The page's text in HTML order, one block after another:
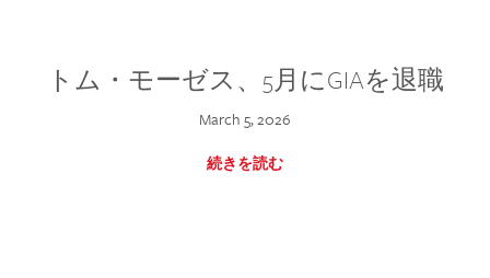
トム・モーゼス、5月にGIAを退職
March 5, 2026
続きを読む